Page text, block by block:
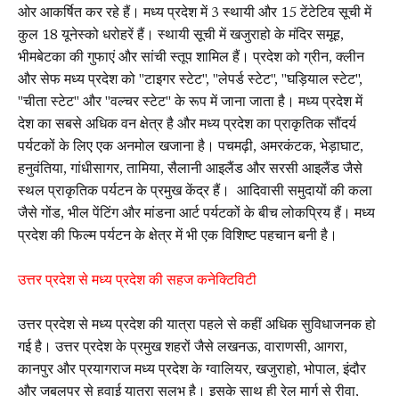
ओर आकर्षित कर रहे हैं। मध्य प्रदेश में 3 स्थायी और 15 टेंटेटिव सूची में
कुल 18 यूनेस्को धरोहरें हैं। स्थायी सूची में खजुराहो के मंदिर समूह,
भीमबेटका की गुफाएं और सांची स्तूप शामिल हैं। प्रदेश को ग्रीन, क्लीन
और सेफ मध्य प्रदेश को "टाइगर स्टेट", "लेपर्ड स्टेट", "घड़ियाल स्टेट",
"चीता स्टेट" और "वल्चर स्टेट" के रूप में जाना जाता है। मध्य प्रदेश में
देश का सबसे अधिक वन क्षेत्र है और मध्य प्रदेश का प्राकृतिक सौंदर्य
पर्यटकों के लिए एक अनमोल खजाना है। पचमढ़ी, अमरकंटक, भेड़ाघाट,
हनुवंतिया, गांधीसागर, तामिया, सैलानी आइलैंड और सरसी आइलैंड जैसे
स्थल प्राकृतिक पर्यटन के प्रमुख केंद्र हैं। आदिवासी समुदायों की कला
जैसे गोंड, भील पेंटिंग और मांडना आर्ट पर्यटकों के बीच लोकप्रिय हैं। मध्य
प्रदेश की फिल्म पर्यटन के क्षेत्र में भी एक विशिष्ट पहचान बनी है।
उत्तर प्रदेश से मध्य प्रदेश की सहज कनेक्टिविटी
उत्तर प्रदेश से मध्य प्रदेश की यात्रा पहले से कहीं अधिक सुविधाजनक हो
गई है। उत्तर प्रदेश के प्रमुख शहरों जैसे लखनऊ, वाराणसी, आगरा,
कानपुर और प्रयागराज मध्य प्रदेश के ग्वालियर, खजुराहो, भोपाल, इंदौर
और जबलपुर से हवाई यात्रा सुलभ है। इसके साथ ही रेल मार्ग से रीवा,